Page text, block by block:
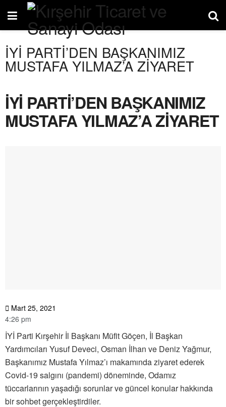
İYİ PARTİ’DEN BAŞKANIMIZ
MUSTAFA YILMAZ’A ZİYARET
İYİ PARTİ’DEN BAŞKANIMIZ
MUSTAFA YILMAZ’A ZİYARET
Mart 25, 2021
4:26 pm
İYİ Parti Kırşehir İl Başkanı Müfit Göçen, İl Başkan
Yardımcıları Yusuf Deveci, Osman İlhan ve Deniz Yağmur,
Başkanımız Mustafa Yılmaz’ı makamında ziyaret ederek
Covid-19 salgını (pandemi) döneminde, Odamız
tüccarlarının yaşadığı sorunlar ve güncel konular hakkında
bir sohbet gerçekleştirdiler.